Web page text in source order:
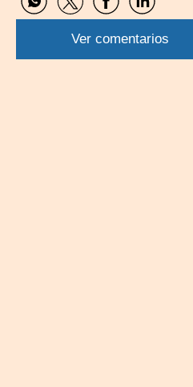
Compartir
por
WhatsApp
Compartir
por
Twitter
Compartir
por
Facebook
Compartir
por
Linkedin
Ver comentarios